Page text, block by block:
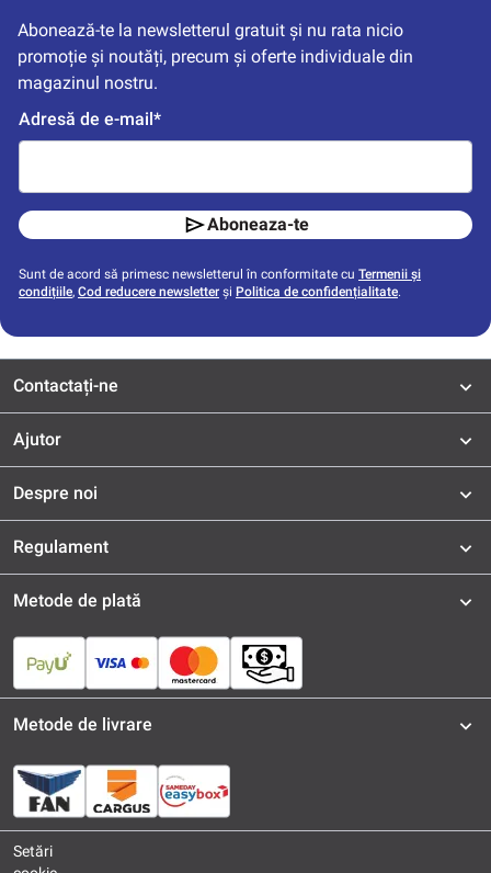
Abonează-te la newsletterul gratuit și nu rata nicio
promoție și noutăți, precum și oferte individuale din
magazinul nostru.
Adresă de e-mail*
Aboneaza-te
Sunt de acord să primesc newsletterul în conformitate cu Termenii și
condițiile, Cod reducere newsletter și Politica de confidențialitate.
Contactați-ne
Ajutor
Despre noi
Regulament
Metode de plată
Metode de livrare
Setări